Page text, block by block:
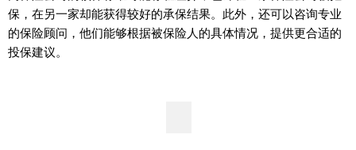
保，在另一家却能获得较好的承保结果。此外，还可以咨询专业
的保险顾问，他们能够根据被保险人的具体情况，提供更合适的
投保建议。